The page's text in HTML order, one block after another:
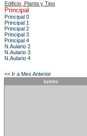
Edificio, Planta y Tipo
Principal
Principal 0
Principal 1
Principal 2
Principal 3
Principal 4
N.Aulario 2
N.Aulario 3
N.Aulario 4
<< Ir a Mes Anterior
lunes